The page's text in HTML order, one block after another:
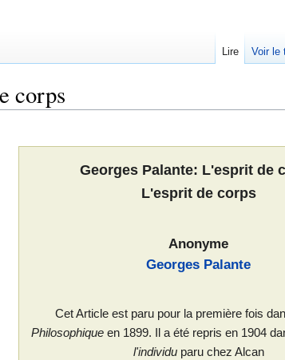
corps
Georges Palante: L'esprit de
L'esprit de corps
Anonyme
Georges Palante
Cet Article est paru pour la première fois
Philosophiqueen 1899. Il a été repris en 1904
l'individuparu chez Alcan
Lire Voir le